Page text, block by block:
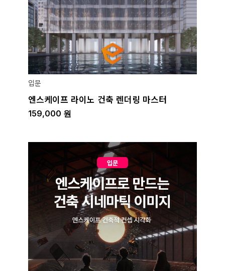
입문
엔스케이프 라이노 건축 렌더링 마스터
159,000 원